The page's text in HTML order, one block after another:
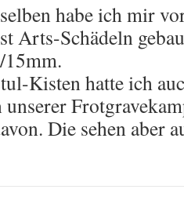
habe ich mir
Arts-Schädeln
Kisten hatte ich
Die sehen aber